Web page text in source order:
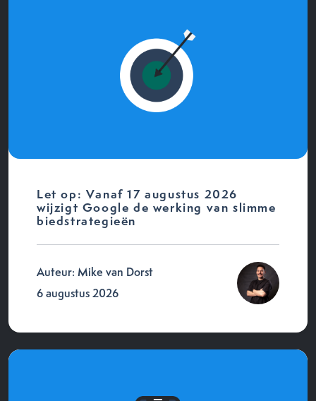
Let op: Vanaf 17 augustus 2026
wijzigt Google de werking van slimme
biedstrategieën
Auteur: Mike van Dorst
6 augustus 2026